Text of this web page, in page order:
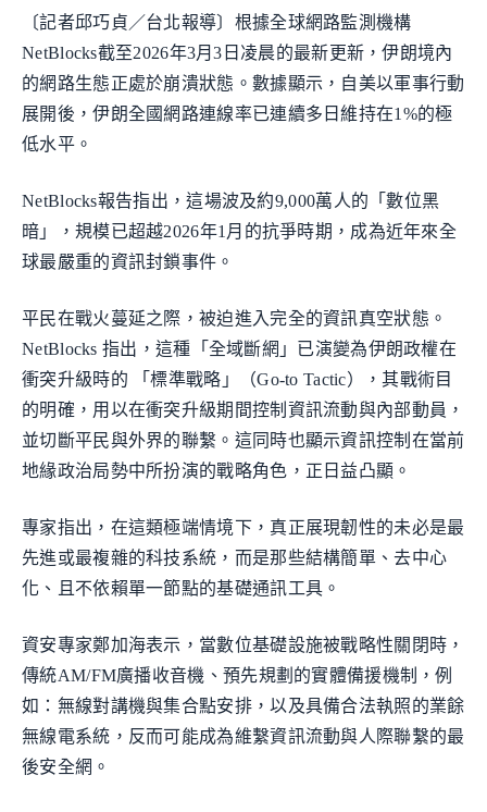
〔記者邱巧貞／台北報導〕根據全球網路監測機構
NetBlocks截至2026年3月3日凌晨的最新更新，伊朗境內
的網路生態正處於崩潰狀態。數據顯示，自美以軍事行動
展開後，伊朗全國網路連線率已連續多日維持在1%的極
低水平。
NetBlocks報告指出，這場波及約9,000萬人的「數位黑
暗」，規模已超越2026年1月的抗爭時期，成為近年來全
球最嚴重的資訊封鎖事件。
平民在戰火蔓延之際，被迫進入完全的資訊真空狀態。
NetBlocks 指出，這種「全域斷網」已演變為伊朗政權在
衝突升級時的 「標準戰略」（Go-to Tactic），其戰術目
的明確，用以在衝突升級期間控制資訊流動與內部動員，
並切斷平民與外界的聯繫。這同時也顯示資訊控制在當前
地緣政治局勢中所扮演的戰略角色，正日益凸顯。
專家指出，在這類極端情境下，真正展現韌性的未必是最
先進或最複雜的科技系統，而是那些結構簡單、去中心
化、且不依賴單一節點的基礎通訊工具。
資安專家鄭加海表示，當數位基礎設施被戰略性關閉時，
傳統AM/FM廣播收音機、預先規劃的實體備援機制，例
如：無線對講機與集合點安排，以及具備合法執照的業餘
無線電系統，反而可能成為維繫資訊流動與人際聯繫的最
後安全網。